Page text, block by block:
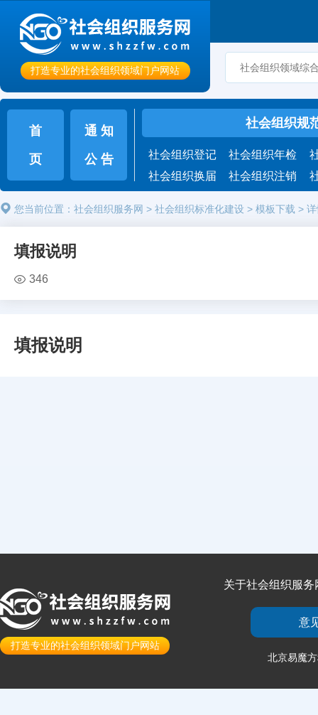
打造专业的社会组织领域门户网站
首
页
通 知
公 告
社会组织规
社会组织登记 社会组织年检
社会组织换届
社会组织注销
您当前位置： 社会组织服务网 > 社会组织标准化建设 > 模板下载 >
填报说明
346
填报说明
打造专业的社会组织领域门户网站
关于社会组织服务
意
北京易魔